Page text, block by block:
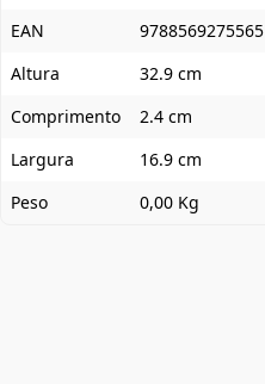
EAN
9788569275565
Altura
32.9 cm
Comprimento
2.4 cm
Largura
16.9 cm
Peso
0,00 Kg